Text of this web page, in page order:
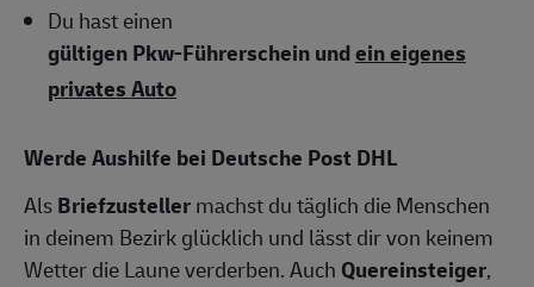
Du hast einen
gültigen Pkw-Führerschein undein eigenes
privates Auto
Werde Aushilfe bei Deutsche Post DHL
AlsBriefzustellermachst du täglich die Menschen
in deinem Bezirk glücklich und lässt dir von keinem
Wetter die Laune verderben. Auch Quereinsteiger,